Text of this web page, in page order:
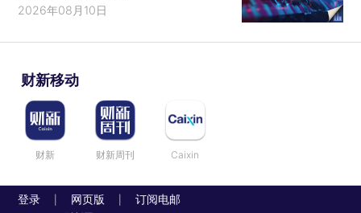
2026年08月10日
财新移动
财新 财新周刊 Caixin
登录 网页版 订阅电邮